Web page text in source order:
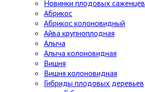
Новинки плодовых саженцев
Абрикос
Абрикос колоновидный
Айва крупноплодная
Алыча
Алыча колоновидная
Вишня
Вишня колоновидная
Гибриды плодовых деревьев